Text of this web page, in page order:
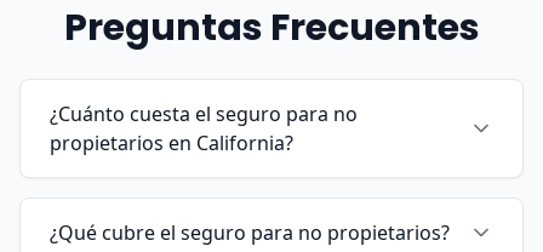
Preguntas Frecuentes
¿Cuánto cuesta el seguro para no
propietarios en California?
¿Qué cubre el seguro para no propietarios?